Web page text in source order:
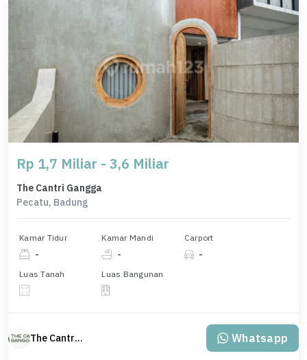
Rp 1,7 Miliar - 3,6 Miliar
The Cantri Gangga
Pecatu, Badung
Kamar Tidur
-
Kamar Mandi
-
Carport
-
Luas Tanah Luas Bangunan
The Cantri Gangga Whatsapp